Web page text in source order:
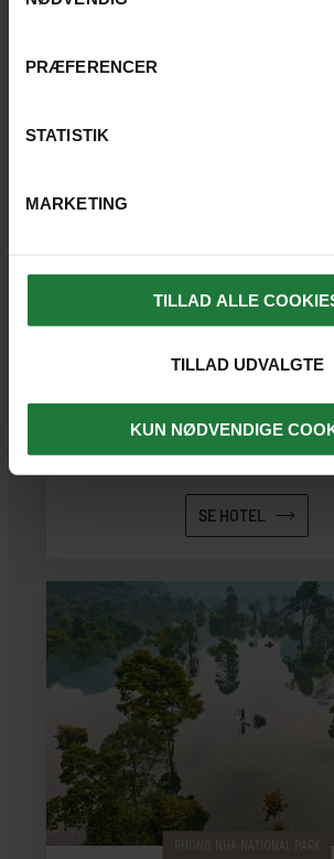
PRÆFERENCER
STATISTIK
MARKETING
TILLAD ALLE
TILLAD UDVALGTE
KUN NØDVENDIGE
Cham Villas
+
Et dejligt resort, der ligger i en
have helt ned til havet på Mui
SE HOTEL
PHONG NHA NATIONAL PARK